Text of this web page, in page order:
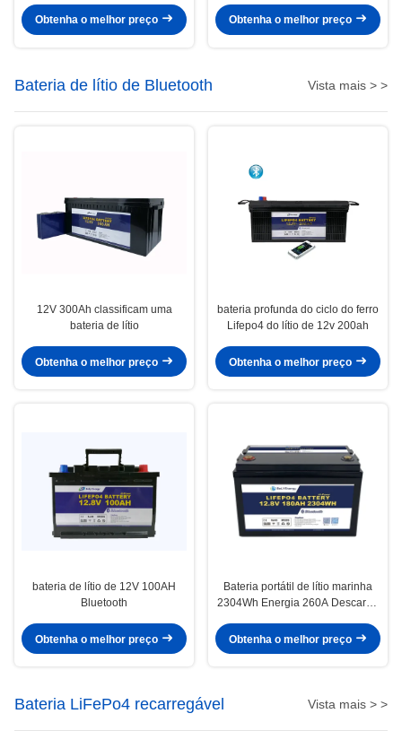
RS485/CAN e indicadores LCD
Obtenha o melhor preço
armazenamento de energia
Obtenha o melhor preço
Bateria de lítio de Bluetooth Vista mais > >
12V 300Ah classificam uma
bateria de lítio
Obtenha o melhor preço
bateria profunda do ciclo do ferro
Lifepo4 do lítio de 12v 200ah
Obtenha o melhor preço
bateria de lítio de 12V 100AH
Bluetooth
Obtenha o melhor preço
Bateria portátil de lítio marinha
2304Wh Energia 260A Descarga
Obtenha o melhor preço
Bateria LiFePo4 recarregável Vista mais > >